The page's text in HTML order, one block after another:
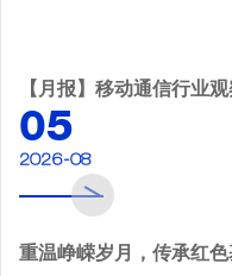
【月报】移动通信行业观
05
2026-08
重温峥嵘岁月，传承红